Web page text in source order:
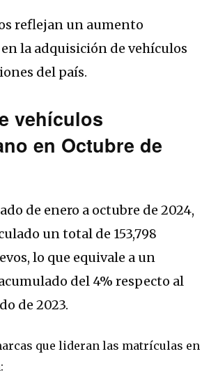
reflejan un aumento
la adquisición de vehículos
del país.
vehículos
en Octubre de
de enero a octubre de 2024,
un total de 153,798
lo que equivale a un
del 4% respecto al
de 2023.
que lideran las matrículas en